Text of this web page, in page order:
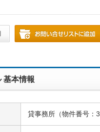
基本情報
貸事務所（物件番号：